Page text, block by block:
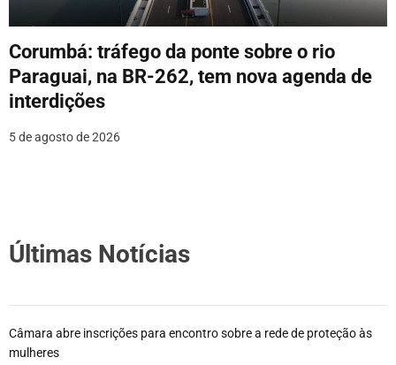
Corumbá: tráfego da ponte sobre o rio
Paraguai, na BR-262, tem nova agenda de
interdições
5 de agosto de 2026
Últimas Notícias
Câmara abre inscrições para encontro sobre a rede de proteção às
mulheres